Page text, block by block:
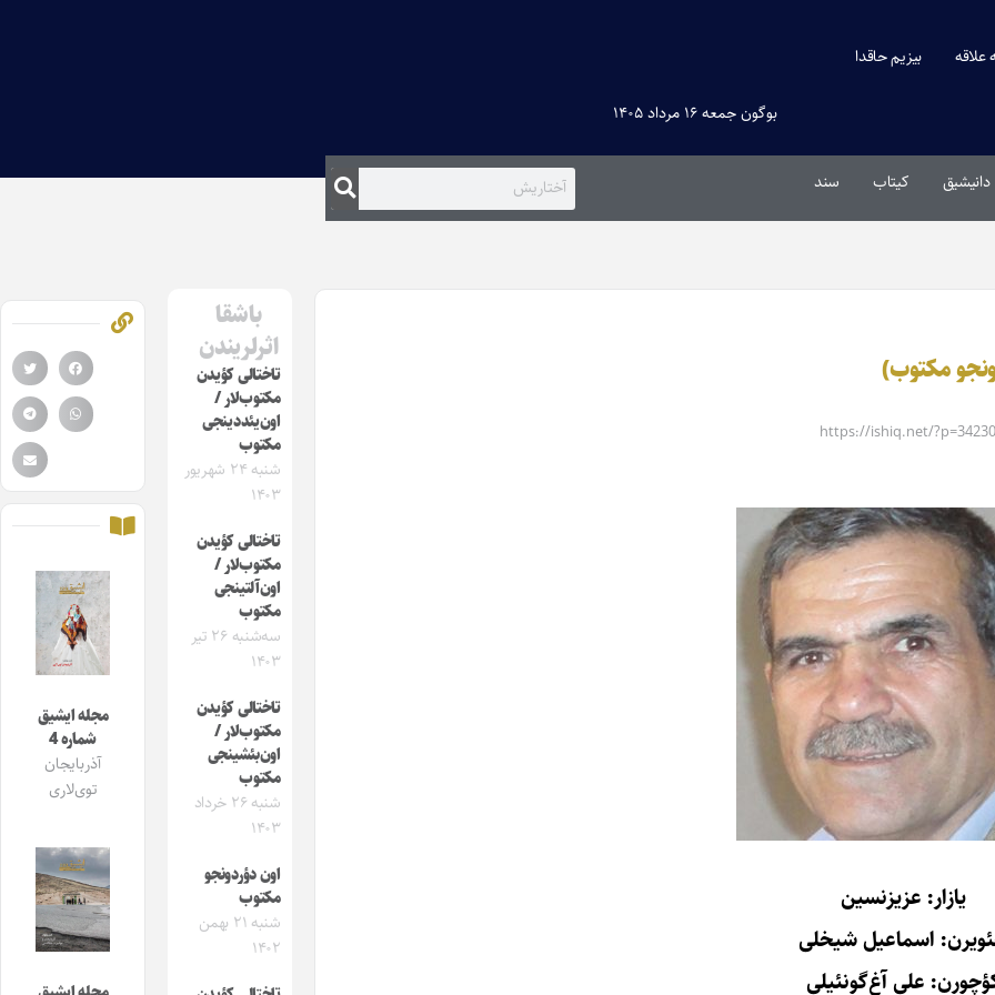
علاقه بیزیم حاقدا
بوگون جمعه ۱۶ مرداد ۱۴۰۵
دانیشیق کیتاب سند
مکتوب)
https://ishiq.net/
یازار: عزیزنسین
اسماعیل شیخلی
علی آغ‌گونئیلی
باشقا
اثرلریندن
تاختالی کؤیدن‌
مکتوب‌لار /
اون‌یئددینجی
مکتوب
شنبه ۲۴ شهریور
۱۴۰۳
تاختالی کؤیدن‌
مکتوب‌لار /
اون‌آلتینجی
مکتوب
سه‌شنبه ۲۶ تیر
۱۴۰۳
تاختالی کؤیدن‌
مکتوب‌لار /
اون‌بئشینجی
مکتوب
شنبه ۲۶ خرداد
۱۴۰۳
اون دؤردونجو
مکتوب
شنبه ۲۱ بهمن
۱۴۰۲
مجله ایشیق
شماره 4
آذربایجان
توی‌لاری